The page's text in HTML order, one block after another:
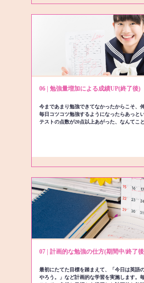
06 | 勉強量増加による成績UP(終了後)
今まであまり勉強できてなかったからこそ、
毎日コツコツ勉強するようになったらあっと
テストの点数が20点以上あがった、なんてこと
07 | 計画的な勉強の仕方(期間中/終了
最初にたてた目標を踏まえて、「今日は英語
やろう。」など計画的な学習を実施します。